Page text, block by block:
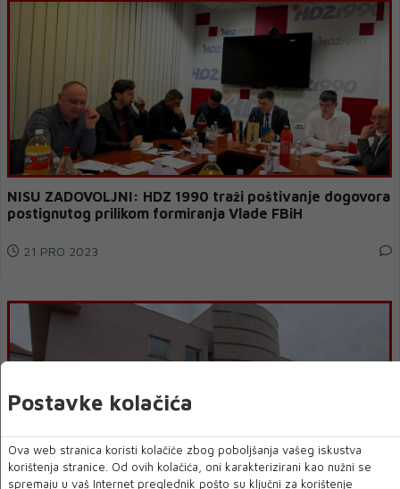
NISU ZADOVOLJNI: HDZ 1990 traži poštivanje dogovora
postignutog prilikom formiranja Vlade FBiH
21 PRO 2023
Postavke kolačića
Ova web stranica koristi kolačiće zbog poboljšanja vašeg iskustva
korištenja stranice. Od ovih kolačića, oni karakterizirani kao nužni se
spremaju u vaš Internet preglednik pošto su ključni za korištenje